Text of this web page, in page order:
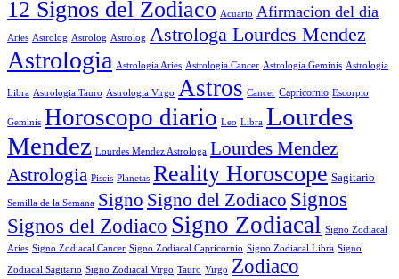
12 Signos del Zodiaco Acuario Afirmacion del dia
Aries Astrolog Astrolog Astrolog Astrologa Lourdes Mendez
Astrologia Astrologia Aries Astrologia Cancer Astrologia Geminis Astrologia
Libra Astrologia Tauro Astrologia Virgo Astros Cancer Capricornio Escorpio
Geminis Horoscopo diario Leo Libra Lourdes
Mendez Lourdes Mendez Astrologa Lourdes Mendez
Astrologia Piscis Planetas Reality Horoscope Sagitario
Semilla de la Semana Signo Signo del Zodiaco Signos
Signos del Zodiaco Signo Zodiacal Signo Zodiacal
Aries Signo Zodiacal Cancer Signo Zodiacal Capricornio Signo Zodiacal Libra Signo
Zodiacal Sagitario Signo Zodiacal Virgo Tauro Virgo Zodiaco